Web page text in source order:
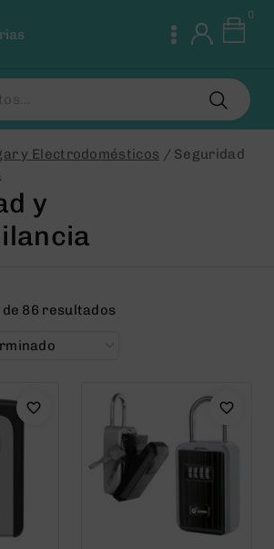
0
y Electrodomésticos / Seguridad
y
86 resultados